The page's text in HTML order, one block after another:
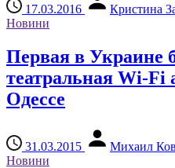
17.03.2016
Кристина
Новини
Первая в Украине
театральная Wi-Fi
Одессе
31.03.2015
Михаил
Новини